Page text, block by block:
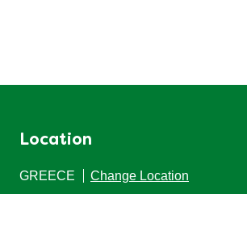
Location
GREECE Change Location